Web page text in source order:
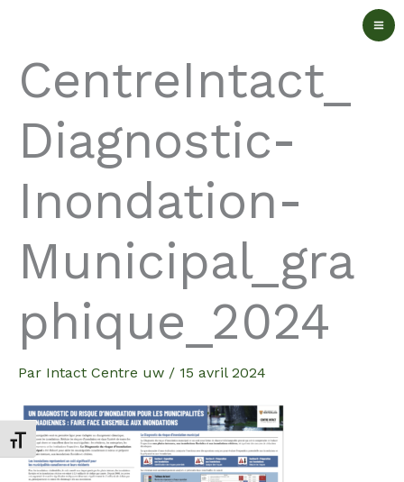
Changer la taille de la police
contenu
CentreIntact_
Diagnostic-
Inondation-
Municipal_gra
phique_2024
Par Intact Centre uw / 15 avril 2024